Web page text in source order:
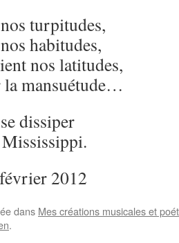
turpitudes,
habitudes,
nos latitudes,
la mansuétude…
dissiper
2012
dans Mes créations musicales et
.